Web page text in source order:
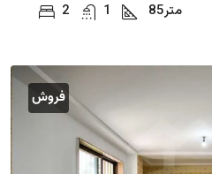
2
1 85متر
فروش